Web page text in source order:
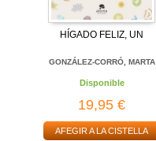
HÍGADO FELIZ, UN
GONZÁLEZ-CORRÓ, MARTA
Disponible
19,95 €
AFEGIR A LA CISTELLA